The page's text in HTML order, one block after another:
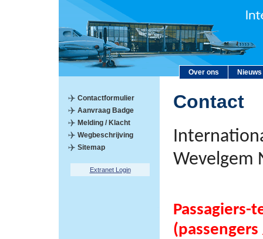
Over ons Nieuws
Contactformulier
Aanvraag Badge
Melding / Klacht
Wegbeschrijving
Sitemap
Extranet Login
Contact
Wevelgem
Passagiers-